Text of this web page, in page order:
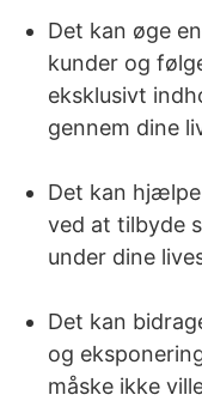
Det kan øge
kunder og
eksklusivt
gennem dine
Det kan
ved at tilbyde
under dine
Det kan
og
måske ikke